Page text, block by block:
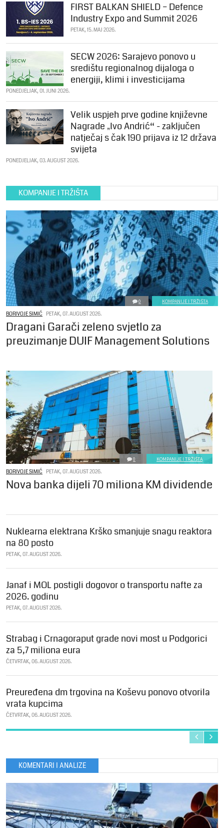
FIRST BALKAN SHIELD – Defence
Industry Expo and Summit 2026
PETAK, 15. MAJ 2026.
SECW 2026: Sarajevo ponovo u
središtu regionalnog dijaloga o
energiji, klimi i investicijama
PONEDJELJAK, 01. JUNI 2026.
Velik uspjeh prve godine književne
Nagrade „Ivo Andrić“ - zaključen
natječaj s čak 190 prijava iz 12 država
svijeta
PONEDJELJAK, 03. AUGUST 2026.
KOMPANIJE I TRŽIŠTA
0 KOMPANIJE I TRŽIŠTA
BORIVOJE SIMIĆ PETAK, 07. AUGUST 2026.
Dragani Garači zeleno svjetlo za
preuzimanje DUIF Management Solutions
0 KOMPANIJE I TRŽIŠTA
BORIVOJE SIMIĆ PETAK, 07. AUGUST 2026.
Nova banka dijeli 70 miliona KM dividende
Nuklearna elektrana Krško smanjuje snagu reaktora
na 80 posto
PETAK, 07. AUGUST 2026.
Janaf i MOL postigli dogovor o transportu nafte za
2026. godinu
PETAK, 07. AUGUST 2026.
Strabag i Crnagoraput grade novi most u Podgorici
za 5,7 miliona eura
ČETVRTAK, 06. AUGUST 2026.
Preuređena dm trgovina na Koševu ponovo otvorila
vrata kupcima
ČETVRTAK, 06. AUGUST 2026.
KOMENTARI I ANALIZE